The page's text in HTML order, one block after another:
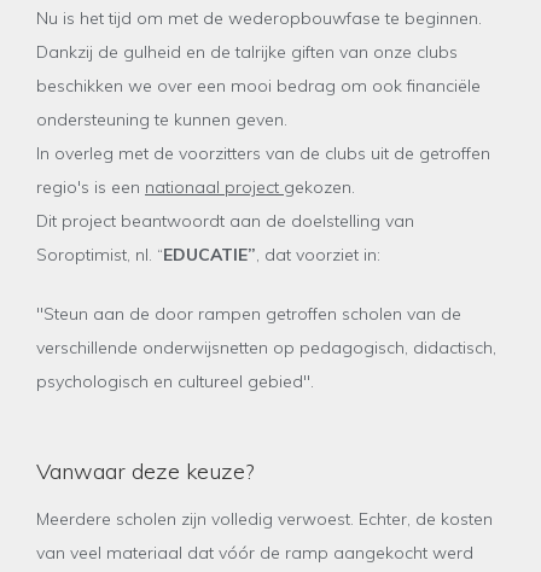
Nu is het tijd om met de wederopbouwfase te beginnen.
Dankzij de gulheid en de talrijke giften van onze clubs
beschikken we over een mooi bedrag om ook financiële
ondersteuning te kunnen geven.
In overleg met de voorzitters van de clubs uit de getroffen
regio's is een nationaal project gekozen.
Dit project beantwoordt aan de doelstelling van
Soroptimist, nl. “EDUCATIE”, dat voorziet in:
"Steun aan de door rampen getroffen scholen van de
verschillende onderwijsnetten op pedagogisch, didactisch,
psychologisch en cultureel gebied".
Vanwaar deze keuze?
Meerdere scholen zijn volledig verwoest. Echter, de kosten
van veel materiaal dat vóór de ramp aangekocht werd